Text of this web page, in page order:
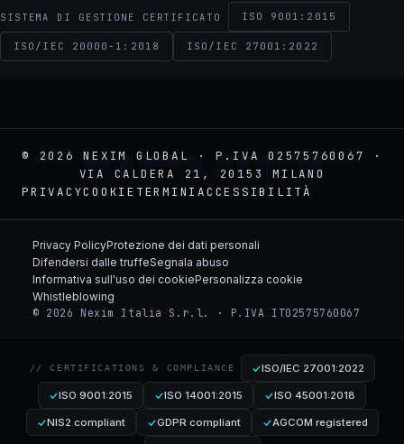
SISTEMA DI GESTIONE CERTIFICATO ISO 9001:2015
ISO/IEC 20000-1:2018 ISO/IEC 27001:2022
© 2026 NEXIM GLOBAL · P.IVA 02575760067 ·
VIA CALDERA 21, 20153 MILANO
PRIVACYCOOKIE TERMINI ACCESSIBILITÀ
NEXIM
Privacy PolicyProtezione dei dati personali
Difendersi dalle truffeSegnala abuso
Informativa sull'uso dei cookiePersonalizza cookie
Whistleblowing
© 2026 Nexim Italia S.r.l. · P.IVA IT02575760067
// CERTIFICATIONS & COMPLIANCE ISO/IEC 27001:2022
ISO 9001:2015 ISO 14001:2015 ISO 45001:2018
NIS2 compliant GDPR compliant AGCOM registered